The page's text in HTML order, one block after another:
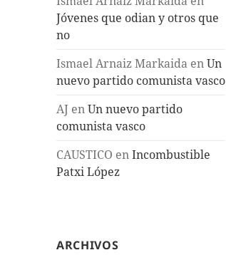
Jóvenes que odian y otros que
no
Ismael Arnaiz Markaida enUn
nuevo partido comunista vasco
AJ enUn nuevo partido
comunista vasco
CAUSTICO enIncombustible
Patxi López
ARCHIVOS